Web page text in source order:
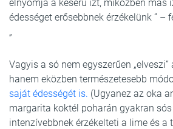
elnyomja a keserű ízt, miközben más
édességet erősebbnek érzékelünk ” –
„
Vagyis a só nem egyszerűen „elveszi”
hanem eközben természetesebb
saját édességét is. (Ugyanez az oka
margarita koktél poharán gyakran
intenzívebbnek érzékelteti a lime és a